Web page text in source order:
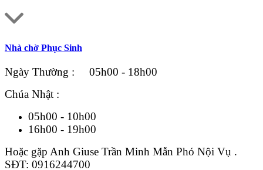
Nhà chờ Phục Sinh
Ngày Thường : 05h00 - 18h00
Chúa Nhật :
05h00 - 10h00
16h00 - 19h00
Hoặc gặp Anh Giuse Trần Minh Mẫn Phó Nội Vụ .
SĐT: 0916244700